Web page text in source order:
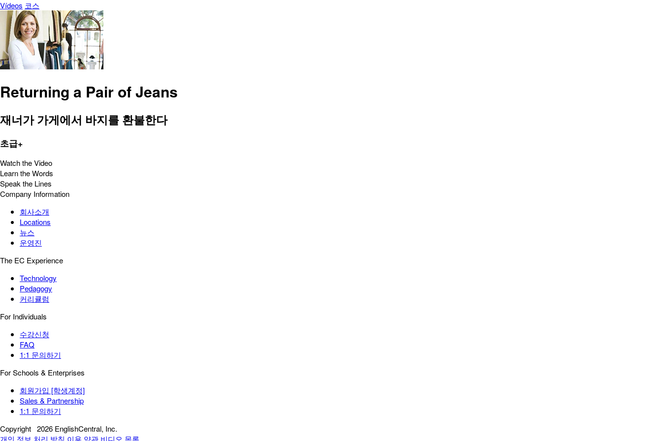
Vídeos 코스
Returning a Pair of Jeans
재너가 가게에서 바지를 환불한다
초급+
Watch the Video
Learn the Words
Speak the Lines
Company Information
회사소개
Locations
뉴스
운영진
The EC Experience
Technology
Pedagogy
커리큘럼
For Individuals
수강신청
FAQ
1:1 문의하기
For Schools & Enterprises
회원가입 [학생계정]
Sales & Partnership
1:1 문의하기
Copyright 2026 EnglishCentral, Inc.